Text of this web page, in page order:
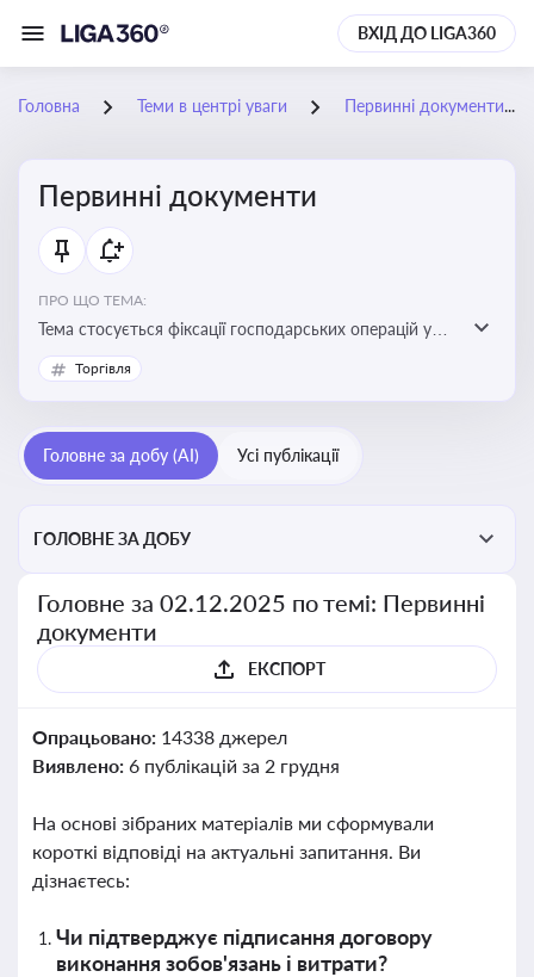
ВХІД ДО LIGA360
Головна Теми в центрі уваги Первинні документи
Первинні документи
ПРО ЩО ТЕМА:
Тема стосується фіксації господарських операцій у
бухгалтерському обліку та є основою для
податкового обліку
Торгівля
Головне за добу (AI) Усі публікації
ГОЛОВНЕ ЗА ДОБУ
Головне за 02.12.2025 по темі: Первинні
документи
ЕКСПОРТ
Опрацьовано: 14338 джерел
Виявлено: 6 публікацій за 2 грудня
На основі зібраних матеріалів ми сформували
короткі відповіді на актуальні запитання. Ви
дізнаєтесь:
Чи підтверджує підписання договору
виконання зобов'язань і витрати?